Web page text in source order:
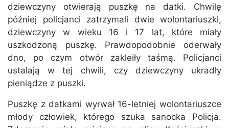
dziewczyny otwierają puszkę na datki. Chwilę
później policjanci zatrzymali dwie wolontariuszki,
dziewczyny w wieku 16 i 17 lat, które miały
uszkodzoną puszkę. Prawdopodobnie oderwały
dno, po czym otwór zakleiły taśmą. Policjanci
ustalają w tej chwili, czy dziewczyny ukradły
pieniądze z puszki.
Puszkę z datkami wyrwał 16-letniej wolontariuszce
młody człowiek, którego szuka sanocka Policja.